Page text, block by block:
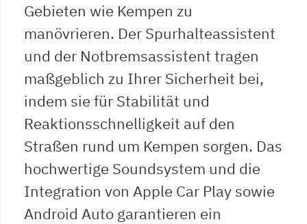
Gebieten wie Kempen zu
manövrieren. Der Spurhalteassistent
und der Notbremsassistent tragen
maßgeblich zu Ihrer Sicherheit bei,
indem sie für Stabilität und
Reaktionsschnelligkeit auf den
Straßen rund um Kempen sorgen. Das
hochwertige Soundsystem und die
Integration von Apple Car Play sowie
Android Auto garantieren ein